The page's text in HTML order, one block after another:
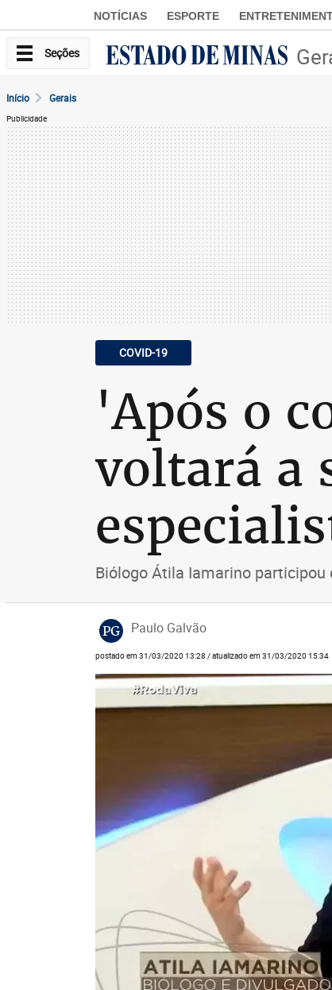
NOTÍCIAS ESPORTE
Seções
Início Gerais
Publicidade
COVID-19
'Após o
voltará a
Biólogo Átila Iamarino participou
PG Paulo Galvão
postado em 31/03/2020 13:28 / atualizado em 31/03/2020 15:34